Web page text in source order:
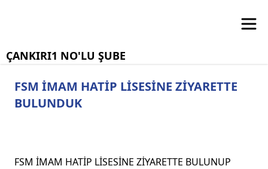
ÇANKIRI1 NO'LU ŞUBE
FSM İMAM HATİP LİSESİNE ZİYARETTE
BULUNDUK
FSM İMAM HATİP LİSESİNE ZİYARETTE BULUNUP